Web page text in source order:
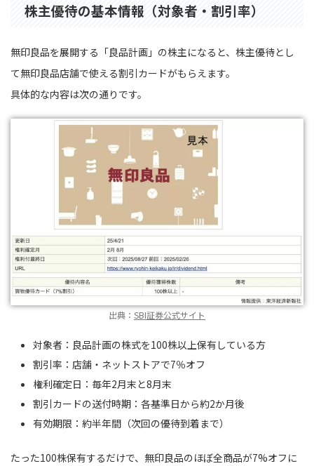
株主優待の基本情報（対象者・割引率）
無印良品を展開する「良品計画」の株主になると、株主優待とし
て無印良品店舗で使える割引カードがもらえます。
具体的な内容は次の通りです。
出典： SBI証券公式サイト
対象者：良品計画の株式を100株以上保有している方
割引率：店舗・ネットストアで7％オフ
権利確定日：毎年2月末と8月末
割引カードの送付時期：各基準日から約2か月後
有効期限：約半年間（次回の優待到着まで）
たった100株保有するだけで、無印良品のほぼ全商品が7%オフに